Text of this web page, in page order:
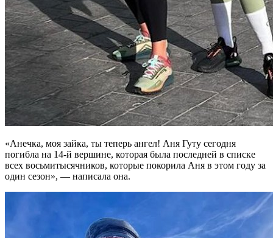
«Анечка, моя зайка, ты теперь ангел! Аня Гуту сегодня
погибла на 14-й вершине, которая была последней в списке
всех восьмитысячников, которые покорила Аня в этом году за
один сезон», — написала она.